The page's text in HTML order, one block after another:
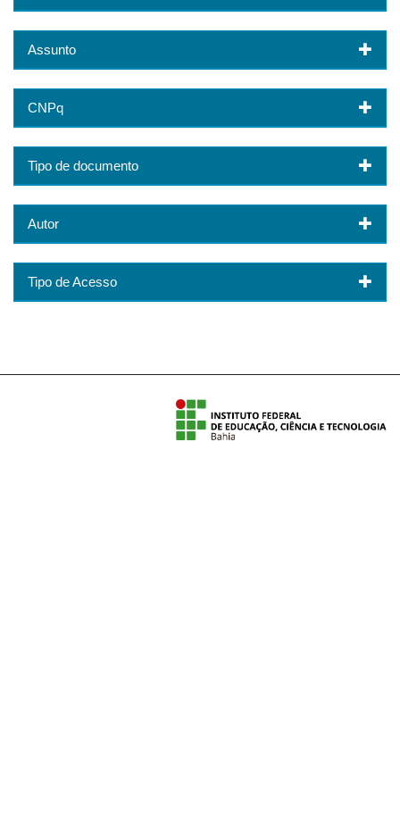
Assunto
CNPq
Tipo de documento
Autor
Tipo de Acesso